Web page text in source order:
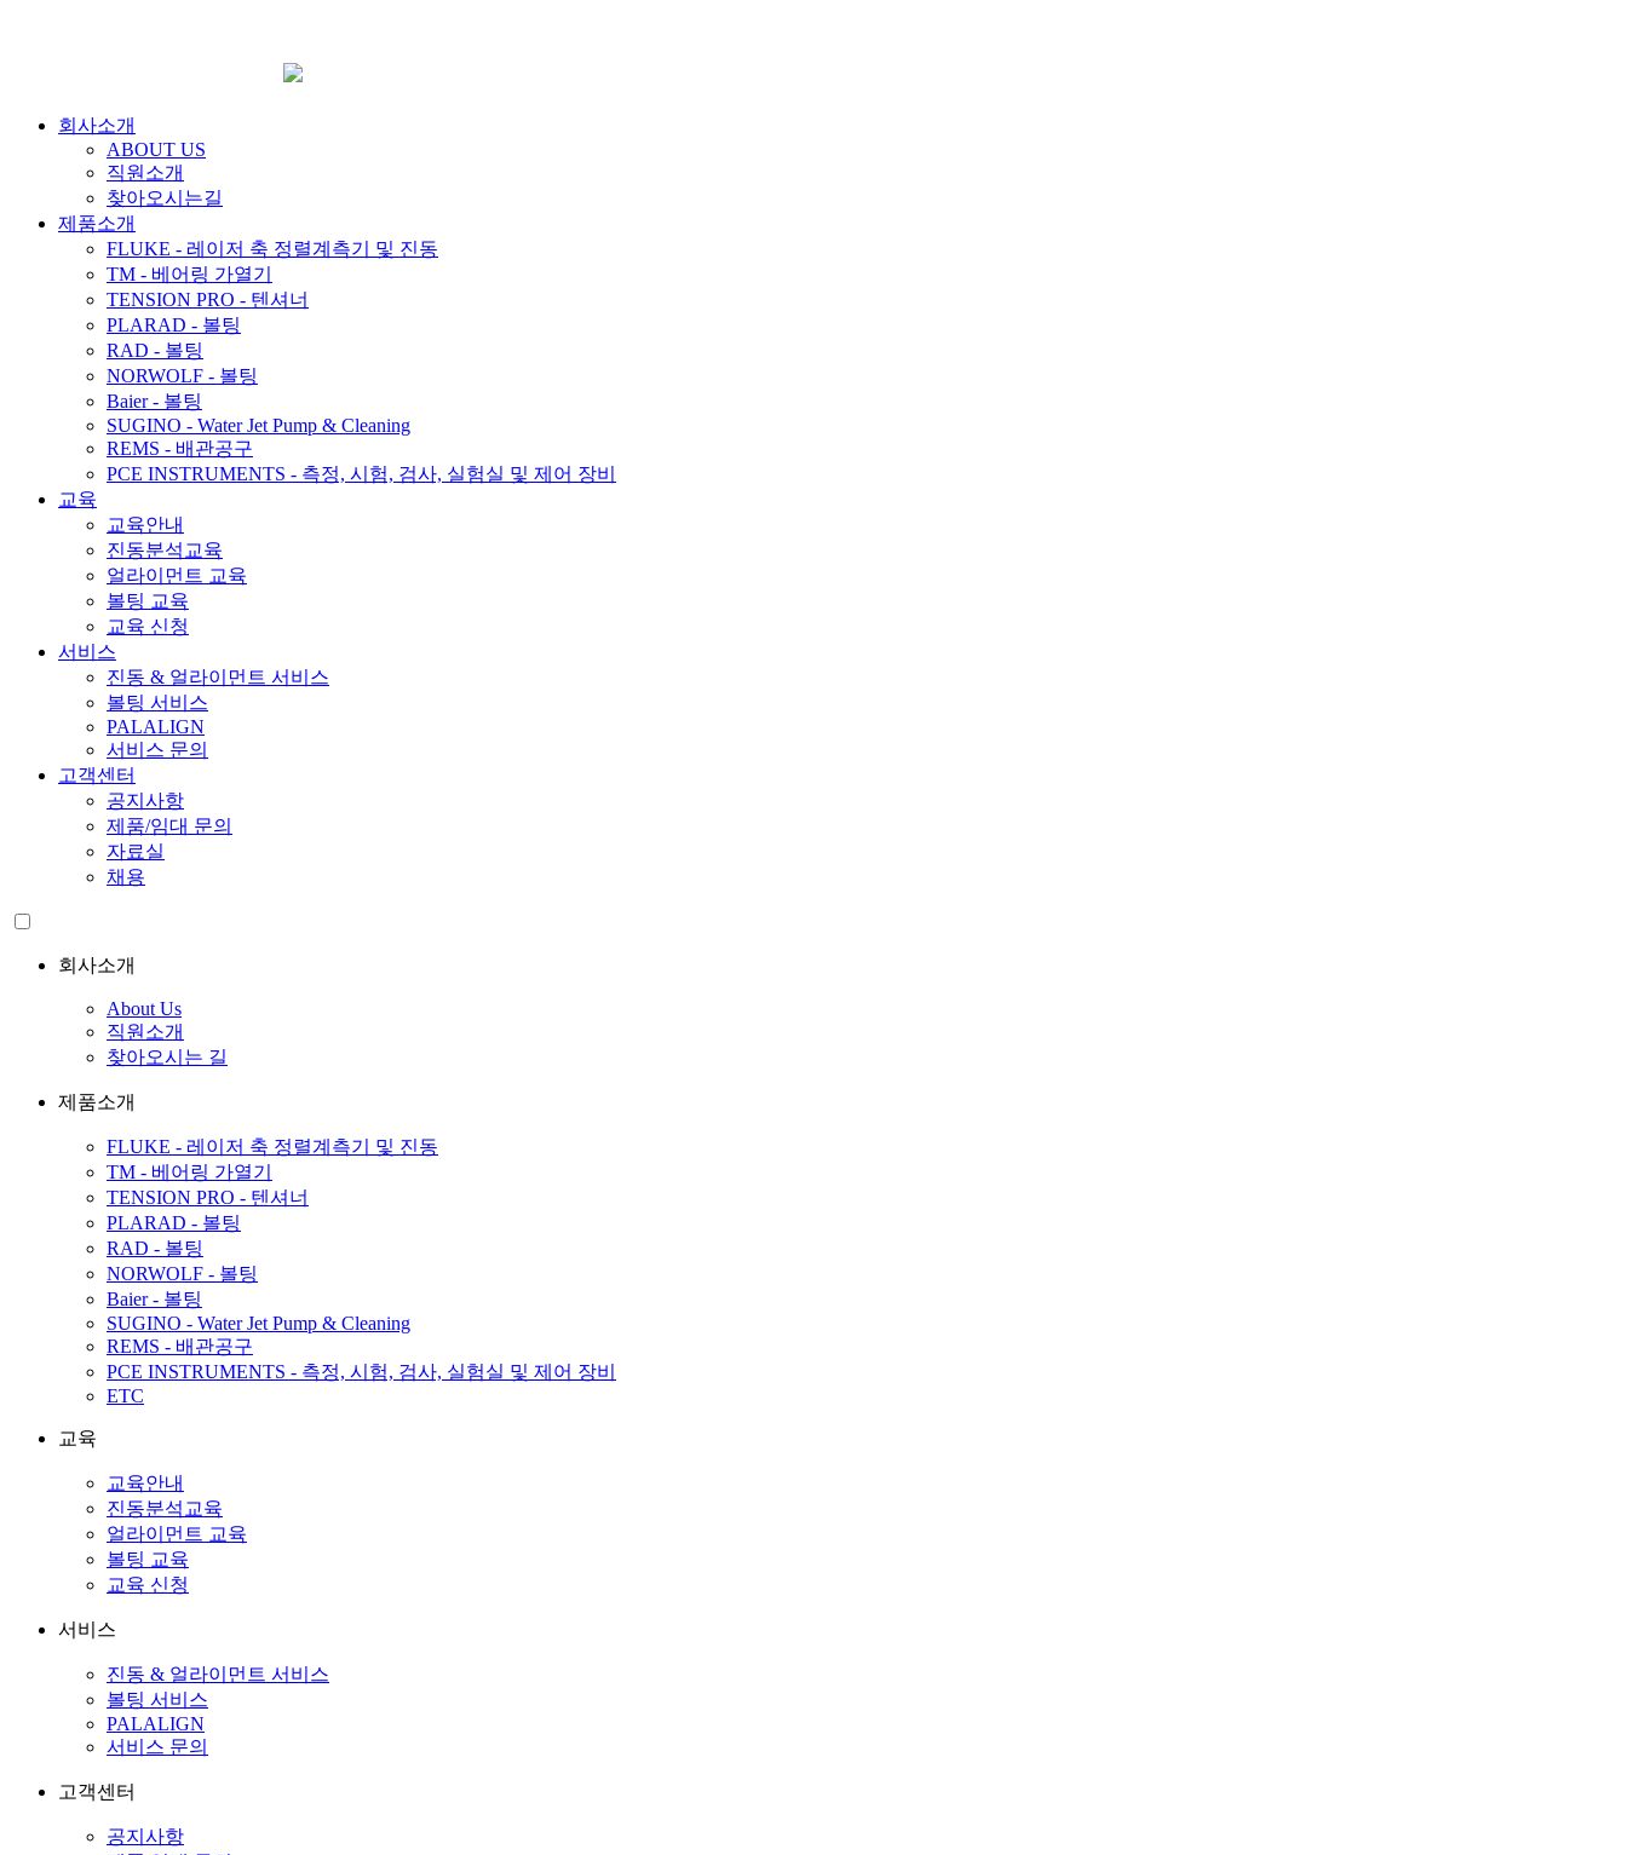
회사소개
ABOUT US
직원소개
찾아오시는길
제품소개
FLUKE - 레이저 축 정렬계측기 및 진동
TM - 베어링 가열기
TENSION PRO - 텐셔너
PLARAD - 볼팅
RAD - 볼팅
NORWOLF - 볼팅
Baier - 볼팅
SUGINO - Water Jet Pump & Cleaning
REMS - 배관공구
PCE INSTRUMENTS - 측정, 시험, 검사, 실험실 및 제어 장비
교육
교육안내
진동분석교육
얼라이먼트 교육
볼팅 교육
교육 신청
서비스
진동 & 얼라이먼트 서비스
볼팅 서비스
PALALIGN
서비스 문의
고객센터
공지사항
제품/임대 문의
자료실
채용
회사소개
About Us
직원소개
찾아오시는 길
제품소개
FLUKE - 레이저 축 정렬계측기 및 진동
TM - 베어링 가열기
TENSION PRO - 텐셔너
PLARAD - 볼팅
RAD - 볼팅
NORWOLF - 볼팅
Baier - 볼팅
SUGINO - Water Jet Pump & Cleaning
REMS - 배관공구
PCE INSTRUMENTS - 측정, 시험, 검사, 실험실 및 제어 장비
ETC
교육
교육안내
진동분석교육
얼라이먼트 교육
볼팅 교육
교육 신청
서비스
진동 & 얼라이먼트 서비스
볼팅 서비스
PALALIGN
서비스 문의
고객센터
공지사항